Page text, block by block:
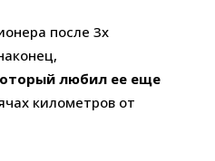
после 3х
любил ее еще
километров от